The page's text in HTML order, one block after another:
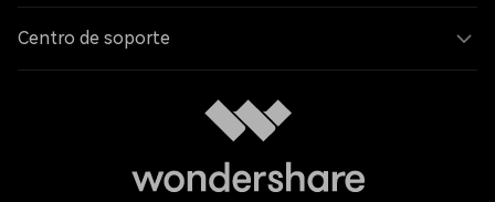
Centro de soporte